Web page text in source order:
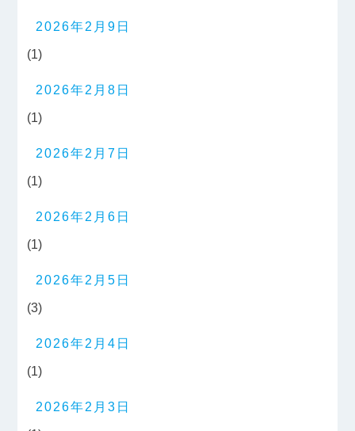
2026年2月9日
(1)
2026年2月8日
(1)
2026年2月7日
(1)
2026年2月6日
(1)
2026年2月5日
(3)
2026年2月4日
(1)
2026年2月3日